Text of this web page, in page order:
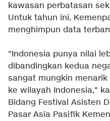
kawasan perbatasan
Untuk tahun ini,
menghimpun data
"Indonesia punya nilai
dibandingkan kedua
sangat mungkin
ke wilayah Indonesia,"
Bidang Festival Asisten
Pasar Asia Pasifik